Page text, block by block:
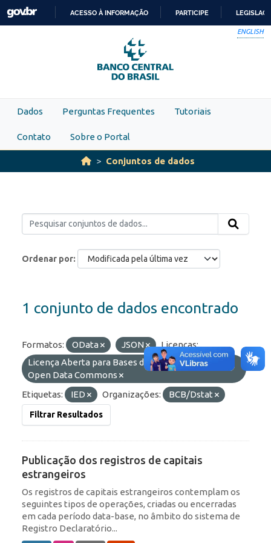
Skip to main content
PARA
O
CONTEÚDO
ACESSO À INFORMAÇÃO PARTICIPE
ENGLISH
Dados Perguntas Frequentes Tutoriais
Contato Sobre o Portal
Conjuntos de dados
Ordenar por
1 conjunto de dados encontrado
Formatos: OData JSON
Licenças:
Licença Aberta para Bases de Dados (ODbL) do
Open Data Commons
Etiquetas:
IED Organizações: BCB/Dstat
Filtrar Resultados
Publicação dos registros de capitais
estrangeiros
Os registros de capitais estrangeiros contemplam os
seguintes tipos de operações, criadas ou encerradas
em cada período data-base, no âmbito do sistema de
Registro Declaratório...